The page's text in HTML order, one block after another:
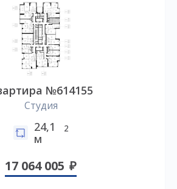
№614155
Студия
24,1
м
2
17 064 005